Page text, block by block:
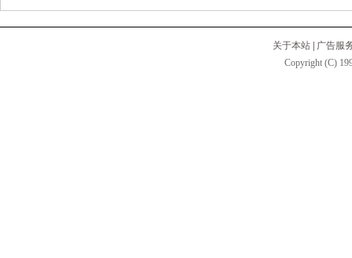
关于本站
广告服
Copyright (C)